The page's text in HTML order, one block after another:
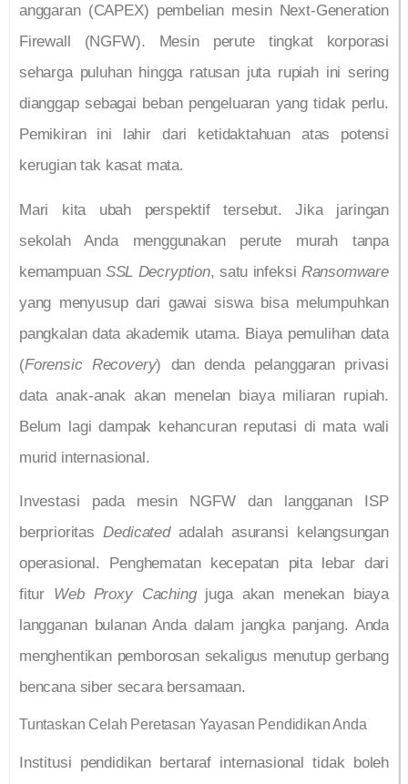
anggaran (CAPEX) pembelian mesin Next-Generation
Firewall (NGFW). Mesin perute tingkat korporasi
seharga puluhan hingga ratusan juta rupiah ini sering
dianggap sebagai beban pengeluaran yang tidak perlu.
Pemikiran ini lahir dari ketidaktahuan atas potensi
kerugian tak kasat mata.
Mari kita ubah perspektif tersebut. Jika jaringan
sekolah Anda menggunakan perute murah tanpa
kemampuan SSL Decryption, satu infeksi Ransomware
yang menyusup dari gawai siswa bisa melumpuhkan
pangkalan data akademik utama. Biaya pemulihan data
(Forensic Recovery) dan denda pelanggaran privasi
data anak-anak akan menelan biaya miliaran rupiah.
Belum lagi dampak kehancuran reputasi di mata wali
murid internasional.
Investasi pada mesin NGFW dan langganan ISP
berprioritasDedicatedadalah asuransi kelangsungan
operasional. Penghematan kecepatan pita lebar dari
fitur Web Proxy Cachingjuga akan menekan biaya
langganan bulanan Anda dalam jangka panjang. Anda
menghentikan pemborosan sekaligus menutup gerbang
bencana siber secara bersamaan.
Tuntaskan Celah Peretasan Yayasan Pendidikan Anda
Institusi pendidikan bertaraf internasional tidak boleh